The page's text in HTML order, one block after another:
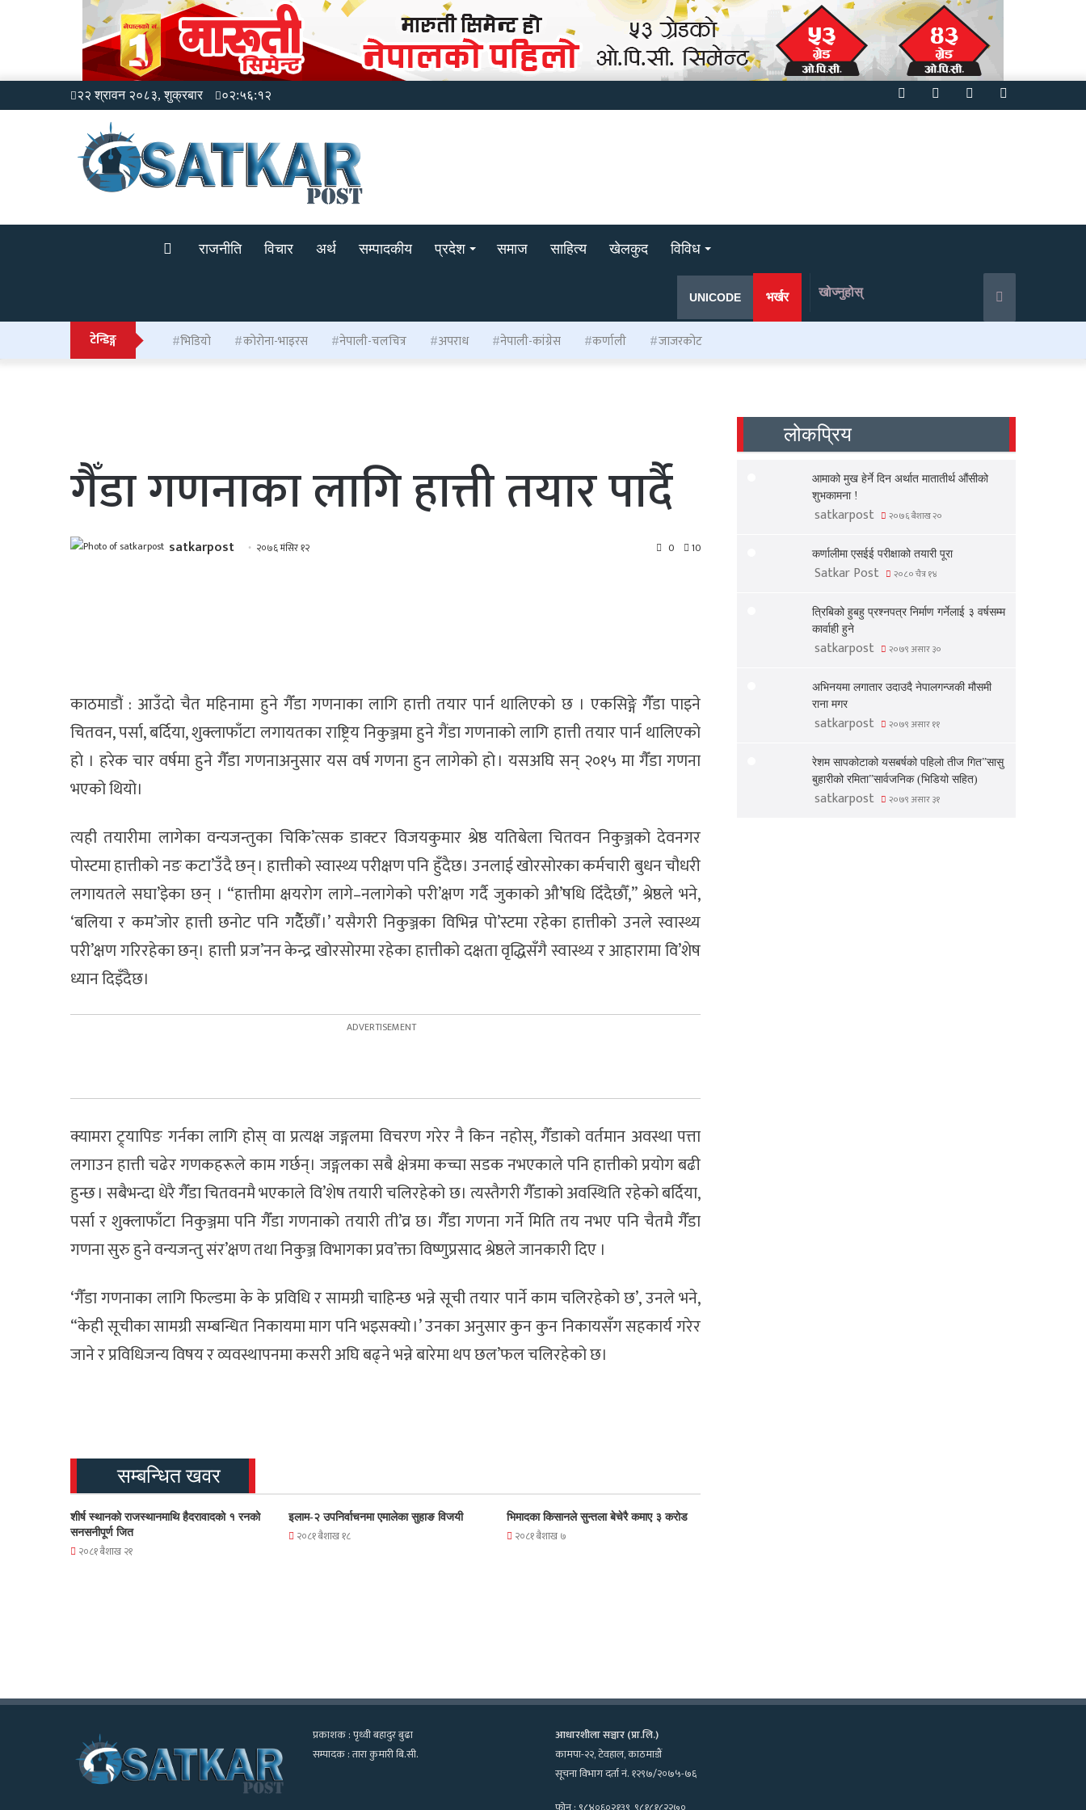
२२ श्रावन २०८३, शुक्रबार ०२:५६:१२ YouTube
Twitter
Facebook
राजनीति विचार अर्थ सम्पादकीय प्रदेश समाज साहित्य खेलकुद विविध
भर्खर
UNICODE
टेन्डिङ्ग भिडियो कोरोना-भाइरस नेपाली-चलचित्र अपराध नेपाली-कांग्रेस कर्णाली जाजरकोट
गैँडा गणनाका लागि हात्ती तयार पार्दै
satkarpost २०७६ मंसिर १२ 0 10
काठमाडौं : आउँदो चैत महिनामा हुने गैँडा गणनाका लागि हात्ती तयार पार्न थालिएकाे छ । एकसिङ्गे गैँडा पाइने
चितवन, पर्सा, बर्दिया, शुक्लाफाँटा लगायतका राष्ट्रिय निकुञ्जमा हुने गैंडा गणनाकाे लागि हात्ती तयार पार्न थालिएकाे
हाे । हरेक चार वर्षमा हुने गैँडा गणनाअनुसार यस वर्ष गणना हुन लागेको हो । यसअघि सन् २०१५ मा गैँडा गणना
भएको थियो।
त्यही तयारीमा लागेका वन्यजन्तुका चिकि’त्सक डाक्टर विजयकुमार श्रेष्ठ यतिबेला चितवन निकुञ्जको देवनगर
पोस्टमा हात्तीको नङ कटा’उँदै छन् । हात्तीको स्वास्थ्य परीक्षण पनि हुँदैछ। उनलाई खोरसोरका कर्मचारी बुधन चौधरी
लगायतले सघा’इेका छन् । “हात्तीमा क्षयरोग लागे–नलागेको परी’क्षण गर्दै जुकाको औ’षधि दिँदैछौँ,” श्रेष्ठले भने,
‘बलिया र कम’जोर हात्ती छनोट पनि गर्दैैछौँ ।’ यसैगरी निकुञ्जका विभिन्न पो’स्टमा रहेका हात्तीको उनले स्वास्थ्य
परी’क्षण गरिरहेका छन्। हात्ती प्रज’नन केन्द्र खोरसोरमा रहेका हात्तीको दक्षता वृद्धिसँगै स्वास्थ्य र आहारामा वि’शेष
ध्यान दिइँदैछ।
क्यामरा ट्र्यापिङ गर्नका लागि होस् वा प्रत्यक्ष जङ्गलमा विचरण गरेर नै किन नहोस्, गैँडाको वर्तमान अवस्था पत्ता
लगाउन हात्ती चढेर गणकहरूले काम गर्छन्। जङ्गलका सबै क्षेत्रमा कच्चा सडक नभएकाले पनि हात्तीको प्रयोग बढी
हुन्छ । सबैभन्दा धेरै गैँडा चितवनमै भएकाले वि’शेष तयारी चलिरहेको छ। त्यस्तैगरी गैँडाको अवस्थिति रहेको बर्दिया,
पर्सा र शुक्लाफाँटा निकुञ्जमा पनि गैँडा गणनाको तयारी ती’व्र छ। गैँडा गणना गर्ने मिति तय नभए पनि चैतमै गैँडा
गणना सुरु हुने वन्यजन्तु संर’क्षण तथा निकुञ्ज विभागका प्रव’क्ता विष्णुप्रसाद श्रेष्ठले जानकारी दिए ।
‘गैँडा गणनाका लागि फिल्डमा के के प्रविधि र सामग्री चाहिन्छ भन्ने सूची तयार पार्ने काम चलिरहेको छ’, उनले भने,
“केही सूचीका सामग्री सम्बन्धित निकायमा माग पनि भइसक्यो ।’ उनका अनुसार कुन कुन निकायसँग सहकार्य गरेर
जाने र प्रविधिजन्य विषय र व्यवस्थापनमा कसरी अघि बढ्ने भन्ने बारेमा थप छल’फल चलिरहेको छ।
सम्बन्धित खवर
शीर्ष स्थानको राजस्थानमाथि हैदरावादको १ रनको
सनसनीपूर्ण जित
२०८१ बैशाख २१
इलाम-२ उपनिर्वाचनमा एमालेका सुहाङ विजयी
२०८१ बैशाख १८
भिमादका किसानले सुन्तला बेचेरै कमाए ३ करोड
२०८१ बैशाख ७
लोकप्रिय
आमाको मुख हेर्ने दिन अर्थात मातातीर्थ औंसीको
शुभकामना !
satkarpost २०७६ बैशाख २०
कर्णालीमा एसईई परीक्षाको तयारी पूरा
Satkar Post २०८० चैत्र १४
त्रिबिको हुबहु प्रश्नपत्र निर्माण गर्नेलाई ३ वर्षसम्म
कार्वाही हुने
satkarpost २०७९ असार ३०
अभिनयमा लगातार उदाउदै नेपालगन्जकी मौसमी
राना मगर
satkarpost २०७९ असार ११
रेशम सापकोटाको यसबर्षको पहिलो तीज गित”सासु
बुहारीको रमिता”सार्वजनिक (भिडियो सहित)
satkarpost २०७९ असार ३१
प्रकाशक : पृथ्वी बहादुर बुढा
सम्पादक : तारा कुमारी बि.सी.
आधारशीला सञ्चार (प्रा.लि.)
कामपा-२२, टेवहाल, काठमाडाैं
सूचना विभाग दर्ता नं. १२९७/२०७५-७६